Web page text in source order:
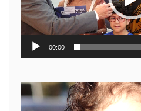
00:00
Reproductor
de